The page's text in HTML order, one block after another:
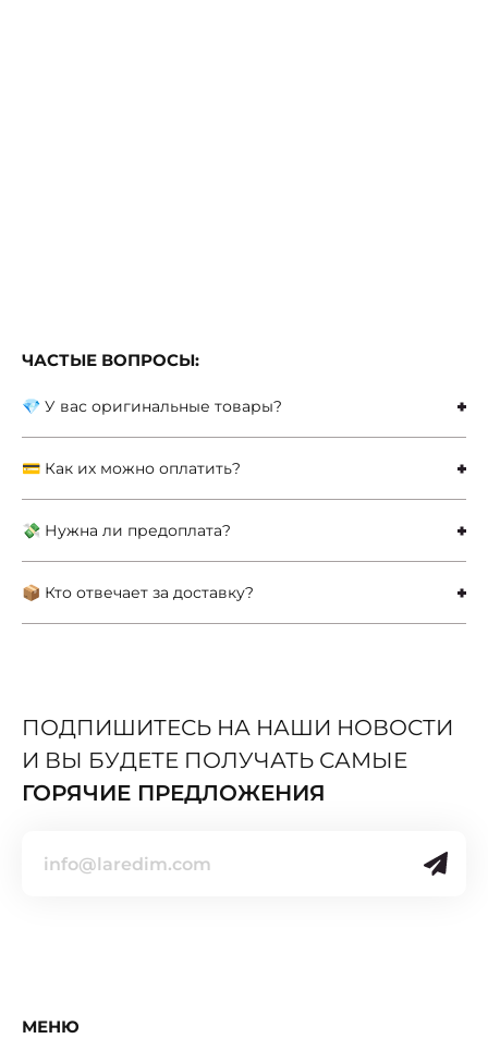
ЧАСТЫЕ ВОПРОСЫ:
💎 У вас оригинальные товары?
💳 Как их можно оплатить?
💸 Нужна ли предоплата?
📦 Кто отвечает за доставку?
ПОДПИШИТЕСЬ НА НАШИ НОВОСТИ
И ВЫ БУДЕТЕ ПОЛУЧАТЬ САМЫЕ
ГОРЯЧИЕ ПРЕДЛОЖЕНИЯ
МЕНЮ